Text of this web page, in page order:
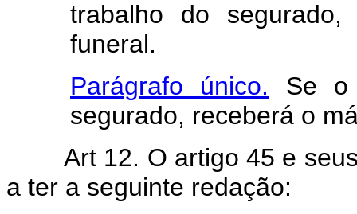
trabalho do
funeral.
Parágrafo único. Se o
segurado, receberá o
Art 12. O artigo 45 e
a ter a seguinte redação: